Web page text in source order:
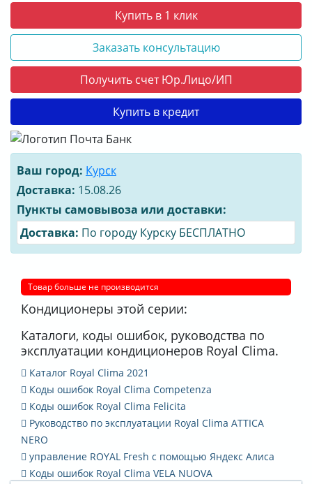
Купить в 1 клик
Заказать консультацию
Получить счет Юр.Лицо/ИП
Купить в кредит
Ваш город: Курск
Доставка: 15.08.26
Пункты самовывоза или доставки:
Доставка: По городу Курску БЕСПЛАТНО
Товар больше не производится
Кондиционеры этой серии:
Каталоги, коды ошибок, руководства по
эксплуатации кондиционеров Royal Clima.
Каталог Royal Clima 2021
Коды ошибок Royal Clima Competenza
Коды ошибок Royal Clima Felicita
Руководство по эксплуатации Royal Clima ATTICA
NERO
управление ROYAL Fresh с помощью Яндекс Алиса
Коды ошибок Royal Clima VELA NUOVA